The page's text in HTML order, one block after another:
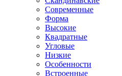
Современные
Форма
Высокие
Квадратные
Угловые
Низкие
Особенности
Встроенные